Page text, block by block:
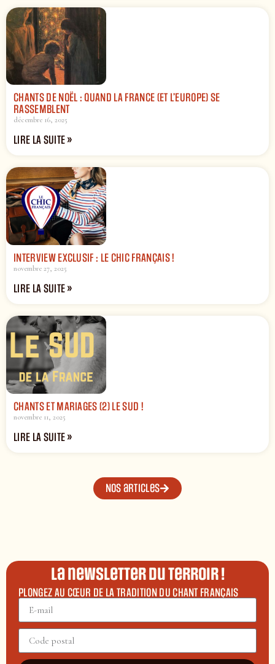
CHANTS DE NOËL : QUAND LA FRANCE (ET L’EUROPE) SE
RASSEMBLENT
décembre 16, 2025
LIRE LA SUITE »
INTERVIEW EXCLUSIF : LE CHIC FRANÇAIS !
novembre 27, 2025
LIRE LA SUITE »
CHANTS ET MARIAGES (2) LE SUD !
novembre 11, 2025
LIRE LA SUITE »
Nos articles
La newsletter du terroir !
PLONGEZ AU CŒUR DE LA TRADITION DU CHANT FRANÇAIS